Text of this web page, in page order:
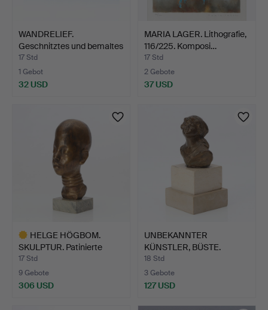
WANDRELIEF.
Geschnitztes und bemaltes
Holz…
17 Std
1 Gebot
32 USD
MARIA LAGER. Lithografie,
116/225. Komposi…
17 Std
2 Gebote
37 USD
HELGE HÖGBOM.
SKULPTUR. Patinierte
Bronze …
17 Std
9 Gebote
306 USD
UNBEKANNTER
KÜNSTLER, BÜSTE.
Patinierte Br…
18 Std
3 Gebote
127 USD